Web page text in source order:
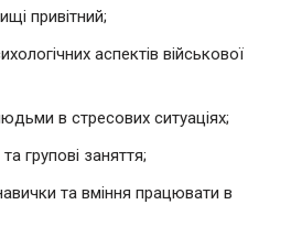
привітний;
аспектів військової
в стресових ситуаціях;
групові заняття;
та вміння працювати в